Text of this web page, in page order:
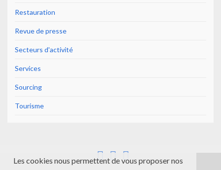
Restauration
Revue de presse
Secteurs d'activité
Services
Sourcing
Tourisme
Les cookies nous permettent de vous proposer nos